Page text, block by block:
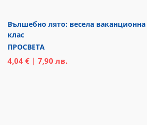
Вълшебно лято: весела
клас
ПРОСВЕТА
4,04 € | 7,90 лв.